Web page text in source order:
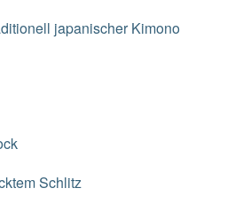
japanischer Kimono
Schlitz